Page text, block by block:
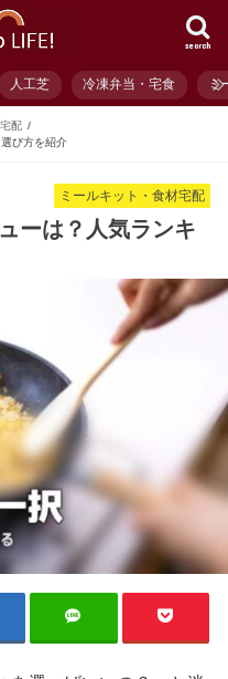
search
人工芝 冷凍弁当・宅食 ミ
配
び方を紹介
ミールキット・食材宅配
ーは？人気ランキ